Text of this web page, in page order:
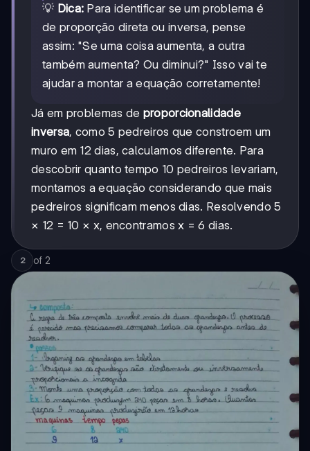
💡 Dica: Para identificar se um problema é
de proporção direta ou inversa, pense
assim: "Se uma coisa aumenta, a outra
também aumenta? Ou diminui?" Isso vai te
ajudar a montar a equação corretamente!
Já em problemas de proporcionalidade
inversa, como 5 pedreiros que constroem um
muro em 12 dias, calculamos diferente. Para
descobrir quanto tempo 10 pedreiros levariam,
montamos a equação considerando que mais
pedreiros significam menos dias. Resolvendo 5
× 12 = 10 × x, encontramos x = 6 dias.
2 of 2